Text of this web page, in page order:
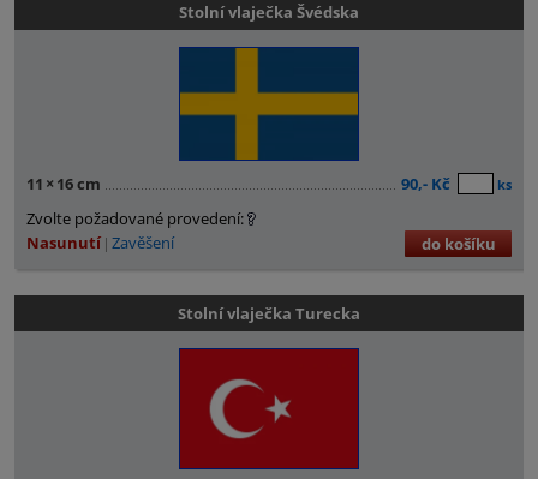
Stolní vlaječka Švédska
11 × 16 cm 90,- Kč ks
Zvolte požadované provedení:
Nasunutí Zavěšení do košíku
Stolní vlaječka Turecka